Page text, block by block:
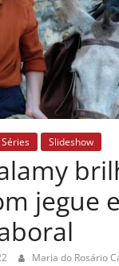
Slideshow
jegue
Maria do Rosário